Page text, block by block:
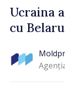
Ucraina
cu